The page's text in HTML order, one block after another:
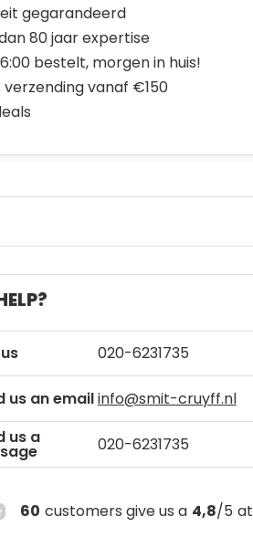
gegarandeerd
80 jaar expertise
bestelt, morgen in huis!
verzending vanaf €150
020-6231735
us an emailinfo@smit-cruyff.nl
us a
020-6231735
60 customers give us a 4,8/5 at